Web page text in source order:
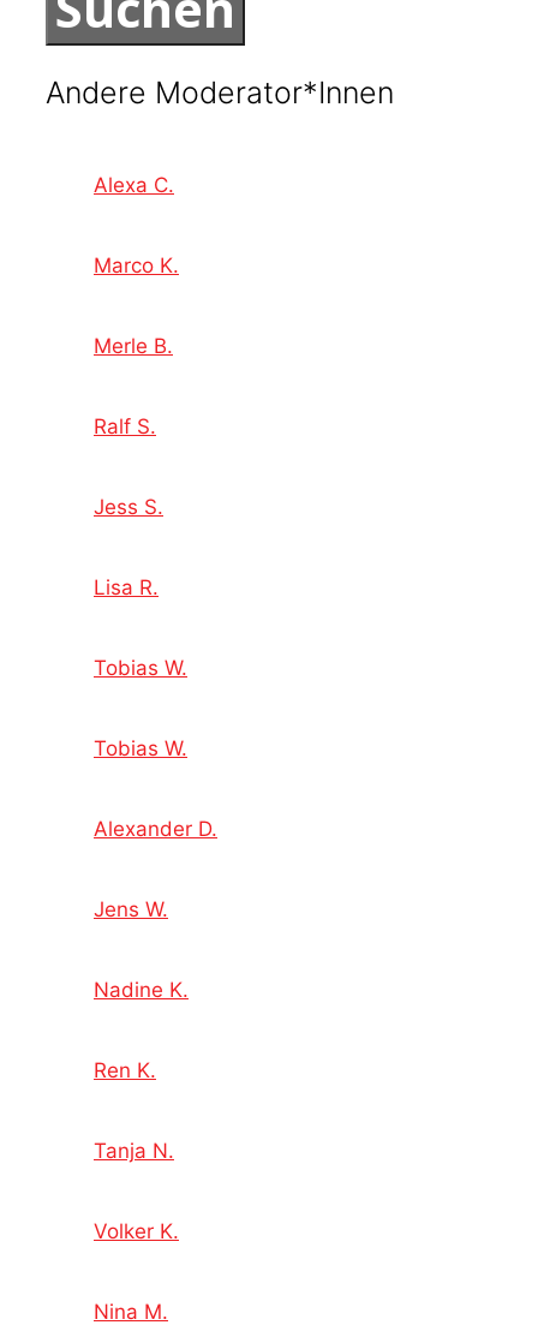
Andere Moderator*Innen
Alexa C.
Marco K.
Merle B.
Ralf S.
Jess S.
Lisa R.
Tobias W.
Tobias W.
Alexander D.
Jens W.
Nadine K.
Ren K.
Tanja N.
Volker K.
Nina M.